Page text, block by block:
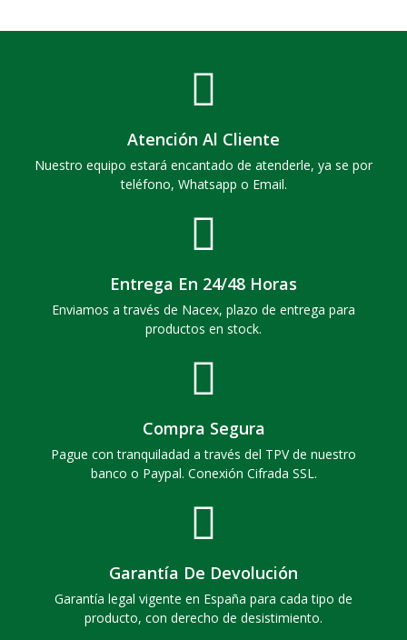
Atención Al Cliente
Nuestro equipo estará encantado de atenderle, ya se por
teléfono, Whatsapp o Email.
Entrega En 24/48 Horas
Enviamos a través de Nacex, plazo de entrega para
productos en stock.
Compra Segura
Pague con tranquiladad a través del TPV de nuestro
banco o Paypal. Conexión Cifrada SSL.
Garantía De Devolución
Garantía legal vigente en España para cada tipo de
producto, con derecho de desistimiento.